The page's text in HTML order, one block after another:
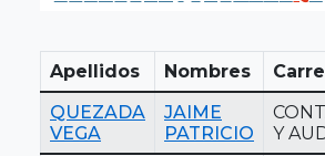
Apellidos Nombres
QUEZADA
VEGA
JAIME
PATRICIO
Y